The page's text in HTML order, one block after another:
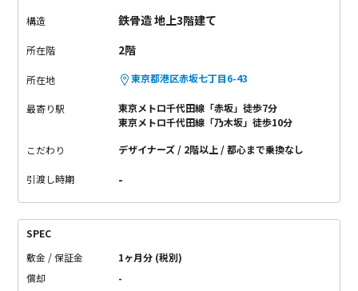
構造 鉄骨造 地上3階建て
所在階 2階
所在地 東京都港区赤坂七丁目6-43
最寄り駅
東京メトロ千代田線「赤坂」徒歩7分
東京メトロ千代田線「乃木坂」徒歩10分
こだわり デザイナーズ 2階以上 都心まで乗換なし
引渡し時期 -
SPEC
敷金 / 保証金
1ヶ月分 (税別)
償却
-